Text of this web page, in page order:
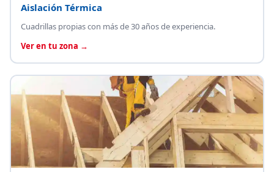
Aislación Térmica
Cuadrillas propias con más de 30 años de experiencia.
Ver en tu zona →